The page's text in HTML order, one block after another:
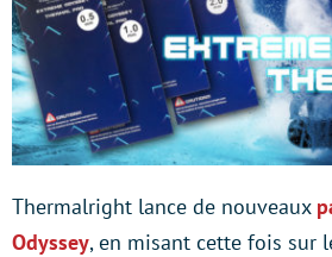
Thermalright lance de nouveaux
Odyssey, en misant cette fois sur